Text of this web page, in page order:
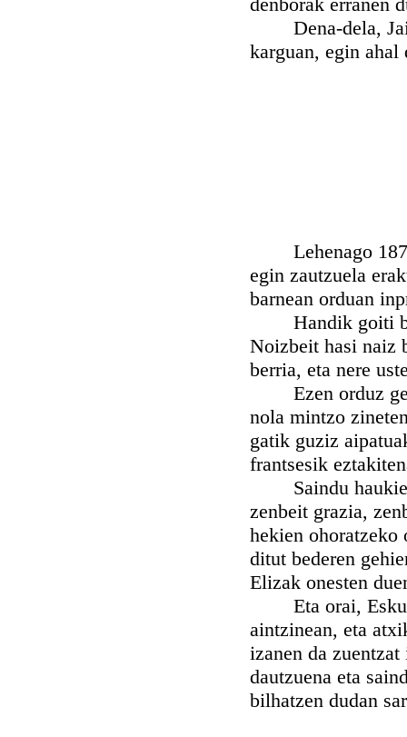
Dena-dela,
karguan, egin ahal
Lehenago
egin zautzuela
barnean orduan
Handik goiti
Noizbeit hasi naiz
berria, eta nere
Ezen orduz
nola mintzo
gatik guziz
frantsesik
Saindu haukien
zenbeit grazia,
hekien ohoratzeko
ditut bederen
Elizak onesten
Eta orai,
aintzinean, eta
izanen da
dautzuena eta
bilhatzen dudan